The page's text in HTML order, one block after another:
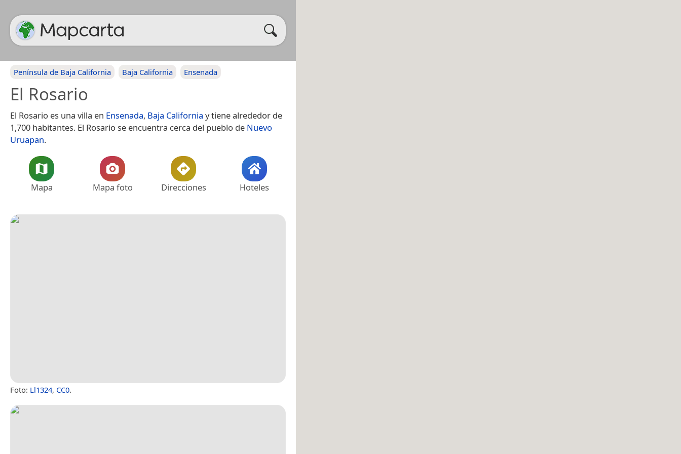
Península de Baja California Baja California Ensenada
El Rosario
El Rosario es una villa en Ensenada, Baja California y tiene alrededor de
1,700 habitantes. El Rosario se encuentra cerca del pueblo de Nuevo
Uruapan.
Mapa Mapa foto Direcciones Hoteles
Foto: Ll1324, CC0.